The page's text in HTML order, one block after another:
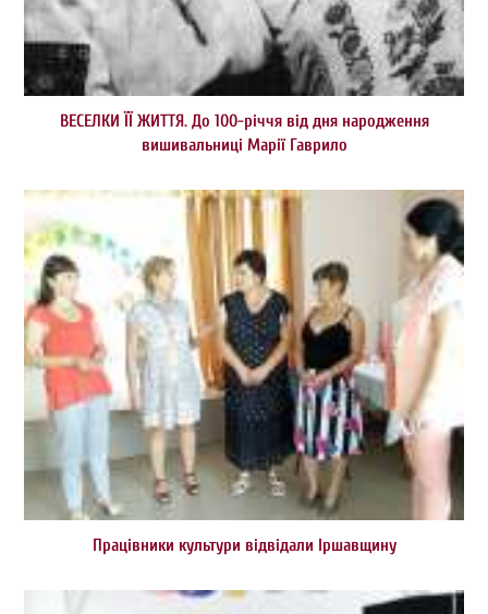
ВЕСЕЛКИ ЇЇ ЖИТТЯ. До 100-річчя від дня народження
вишивальниці Марії Гаврило
Працівники культури відвідали Іршавщину